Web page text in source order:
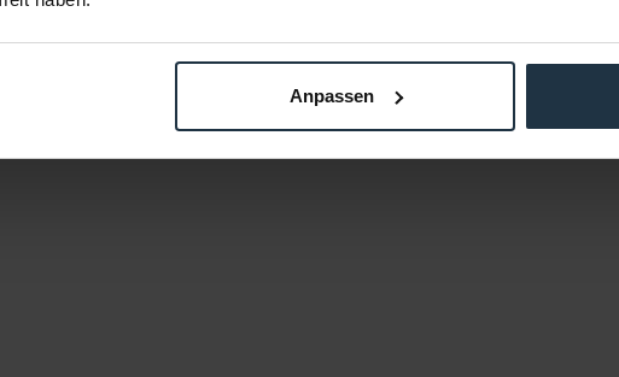
Anpassen